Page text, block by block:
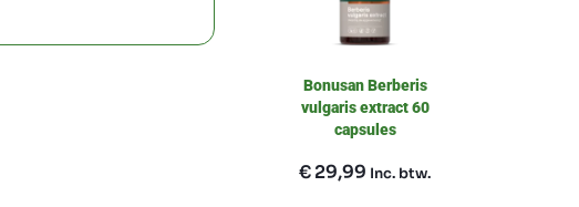
Bonusan Berberis
vulgaris extract 60
capsules
€29,99 Inc. btw.